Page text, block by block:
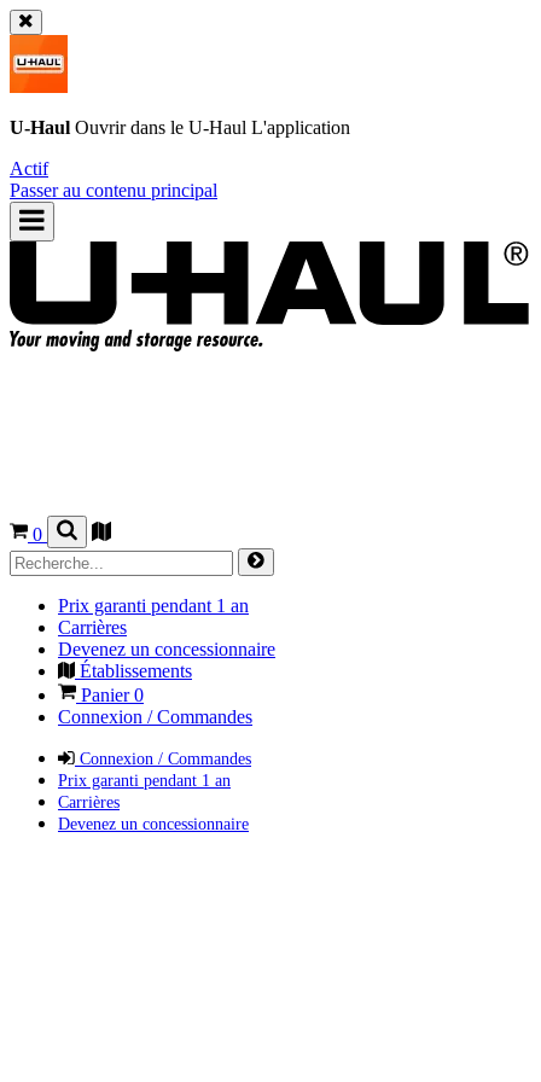
U-Haul Ouvrir dans le U-Haul L'application
Actif
Passer au contenu principal
0
Prix garanti pendant 1 an
Carrières
Devenez un concessionnaire
Établissements
Panier0
Connexion / Commandes
Connexion / Commandes
Prix garanti pendant 1 an
Carrières
Devenez un concessionnaire